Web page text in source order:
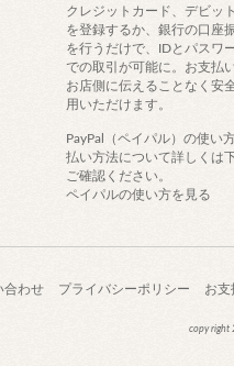
クレジットカード、デビッ
を登録するか、銀行の口座
を行うだけで、IDとパスワ
での取引が可能に。お支払
お店側に伝えることなく安
用いただけます。
PayPal（ペイパル）の使い
払い方法について詳しくは
ご確認ください。
ペイパルの使い方を見る
合わせ プライバシーポリシー お支
copy right